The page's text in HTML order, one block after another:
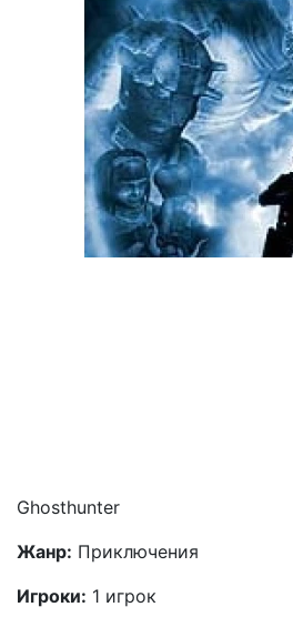
Ghosthunter
Жанр: Приключения
Игроки: 1 игрок